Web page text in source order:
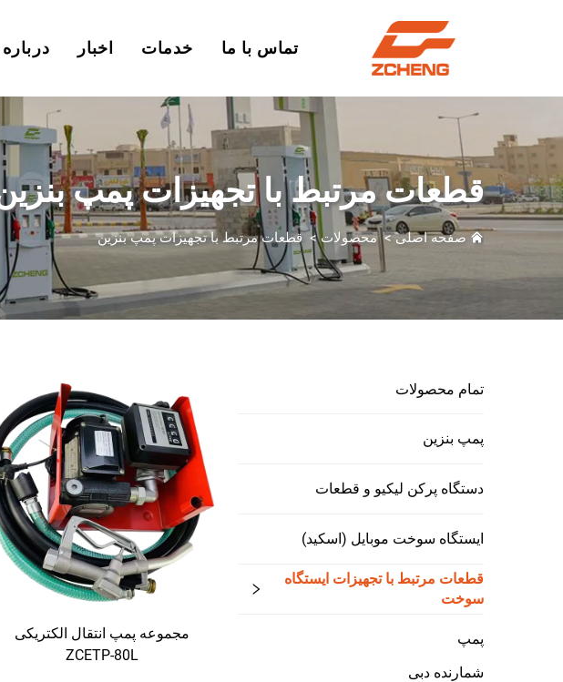
اخبار خدمات تماس با ما
قطعات مرتبط با تجهیزات پمپ
صفحه اصلی>محصولات>قطعات مرتبط با تجهیزات پمپ بنزین
تمام محصولات
پمپ بنزین
دستگاه پرکن لیکیو و قطعات
ایستگاه سوخت موبایل (اسکید)
قطعات مرتبط با تجهیزات ایستگاه
سوخت
پمپ
شمارنده دبی
مجموعه پمپ انتقال الکتریکی
ZCETP-80L